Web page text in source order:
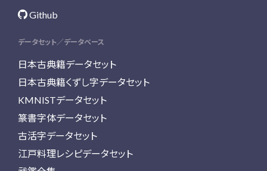
Github
データセット／データベース
日本古典籍データセット
日本古典籍くずし字データセット
KMNISTデータセット
篆書字体データセット
古活字データセット
江戸料理レシピデータセット